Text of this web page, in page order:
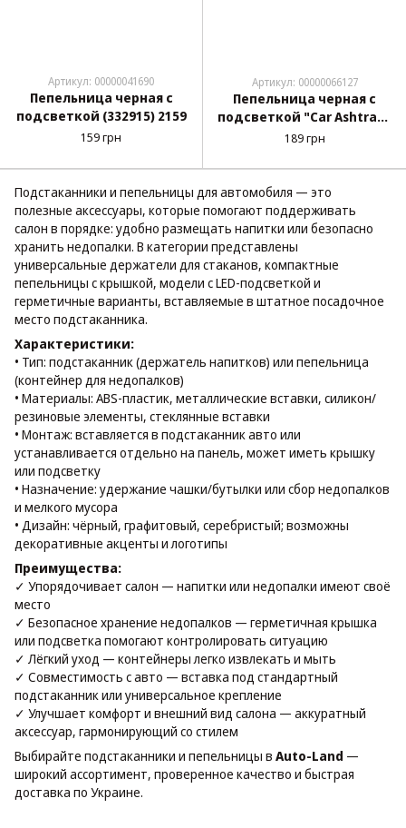
Артикул: 00000041690
Пепельница черная с
подсветкой (332915) 2159
159 грн
Артикул: 00000066127
Пепельница черная с
подсветкой "Car Ashtray"
(большая)
нажимная крышка
189 грн
Подстаканники и пепельницы для автомобиля — это
полезные аксессуары, которые помогают поддерживать
салон в порядке: удобно размещать напитки или безопасно
хранить недопалки. В категории представлены
универсальные держатели для стаканов, компактные
пепельницы с крышкой, модели с LED-подсветкой и
герметичные варианты, вставляемые в штатное посадочное
место подстаканника.
Характеристики:
• Тип: подстаканник (держатель напитков) или пепельница
(контейнер для недопалков)
• Материалы: ABS-пластик, металлические вставки, силикон/
резиновые элементы, стеклянные вставки
• Монтаж: вставляется в подстаканник авто или
устанавливается отдельно на панель, может иметь крышку
или подсветку
• Назначение: удержание чашки/бутылки или сбор недопалков
и мелкого мусора
• Дизайн: чёрный, графитовый, серебристый; возможны
декоративные акценты и логотипы
Преимущества:
✓ Упорядочивает салон — напитки или недопалки имеют своё
место
✓ Безопасное хранение недопалков — герметичная крышка
или подсветка помогают контролировать ситуацию
✓ Лёгкий уход — контейнеры легко извлекать и мыть
✓ Совместимость с авто — вставка под стандартный
подстаканник или универсальное крепление
✓ Улучшает комфорт и внешний вид салона — аккуратный
аксессуар, гармонирующий со стилем
Выбирайте подстаканники и пепельницы в Auto-Land —
широкий ассортимент, проверенное качество и быстрая
доставка по Украине.